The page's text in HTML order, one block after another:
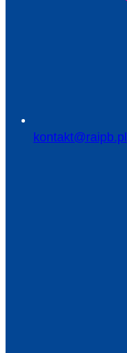
kontakt@raipb.pl